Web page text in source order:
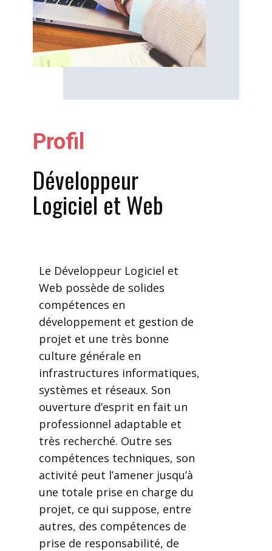
Profil
Développeur
Logiciel et Web
Le Développeur Logiciel et
Web possède de solides
compétences en
développement et gestion de
projet et une très bonne
culture générale en
infrastructures informatiques,
systèmes et réseaux. Son
ouverture d’esprit en fait un
professionnel adaptable et
très recherché. Outre ses
compétences techniques, son
activité peut l’amener jusqu’à
une totale prise en charge du
projet, ce qui suppose, entre
autres, des compétences de
prise de responsabilité, de